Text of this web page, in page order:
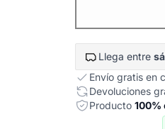
Llega entre
Envío gratis en
Devoluciones
Producto 100%